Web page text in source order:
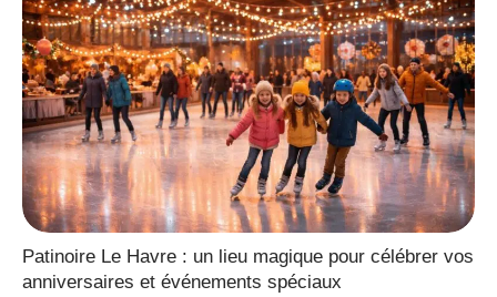
Patinoire Le Havre : un lieu magique pour célébrer vos
anniversaires et événements spéciaux